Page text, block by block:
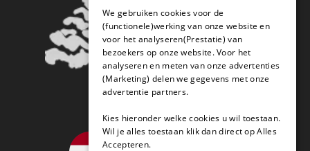
We gebruiken cookies voor de
(functionele)werking van onze website en
voor het analyseren(Prestatie) van
bezoekers op onze website. Voor het
analyseren en meten van onze advertenties
(Marketing) delen we gegevens met onze
advertentie partners.
Kies hieronder welke cookies u wil toestaan.
Wil je alles toestaan klik dan direct op Alles
Accepteren.